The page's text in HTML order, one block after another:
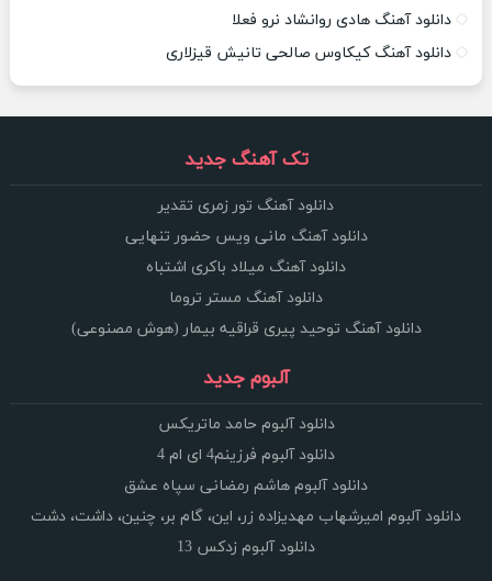
دانلود آهنگ هادی روانشاد نرو فعلا
دانلود آهنگ کیکاوس صالحی تانیش قیزلاری
تک آهنگ جدید
دانلود آهنگ تور زمری تقدیر
دانلود آهنگ مانی ویس حضور تنهایی
دانلود آهنگ میلاد باکری اشتباه
دانلود آهنگ مستر تروما
دانلود آهنگ توحید پیری قراقیه بیمار (هوش مصنوعی)
آلبوم جدید
دانلود آلبوم حامد ماتریکس
دانلود آلبوم فرزینم4 ای ام 4
دانلود آلبوم هاشم رمضانی سپاه عشق
دانلود آلبوم امیرشهاب مهدیزاده زر، این، گام بر، چنین، داشت، دشت
دانلود آلبوم زدکس 13